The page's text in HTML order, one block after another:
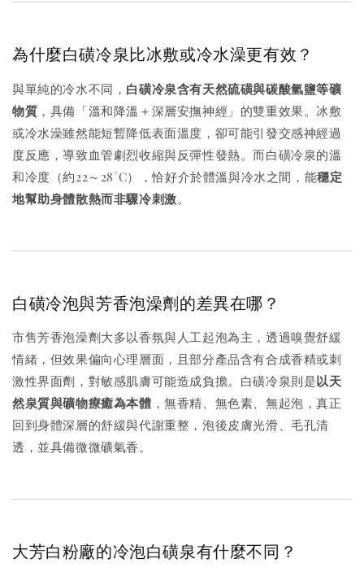
為什麼白磺冷泉比冰敷或冷水澡更有效？
與單純的冷水不同， 白磺冷泉含有天然硫磺與碳酸氫鹽等礦
物質 ，具備「溫和降溫＋深層安撫神經」的雙重效果。冰敷
或冷水澡雖然能短暫降低表面溫度，卻可能引發交感神經過
度反應，導致血管劇烈收縮與反彈性發熱。而白磺冷泉的溫
和冷度（約22～28°C），恰好介於體溫與冷水之間，能穩定
地幫助身體散熱而非驟冷刺激。
白磺冷泡與芳香泡澡劑的差異在哪？
市售芳香泡澡劑大多以香氛與人工起泡為主，透過嗅覺舒緩
情緒，但效果偏向心理層面，且部分產品含有合成香精或刺
激性界面劑，對敏感肌膚可能造成負擔。白磺冷泉則是以天
然泉質與礦物療癒為本體 ，無香精、無色素、無起泡，真正
回到身體深層的舒緩與代謝重整，泡後皮膚光滑、毛孔清
透，並具備微微礦氣香。
大芳白粉廠的冷泡白磺泉有什麼不同？